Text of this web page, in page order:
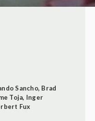
Sancho, Brad
Toja, Inger
Fux